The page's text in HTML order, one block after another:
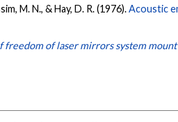
M. N., & Hay, D. R. (1976).Acoustic
freedom of laser mirrors system